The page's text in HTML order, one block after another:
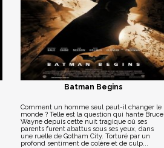
Batman Begins
Comment un homme seul peut-il changer le
monde ? Telle est la question qui hante Bruce
Wayne depuis cette nuit tragique où ses
parents furent abattus sous ses yeux, dans
une ruelle de Gotham City. Torturé par un
profond sentiment de colère et de culp...